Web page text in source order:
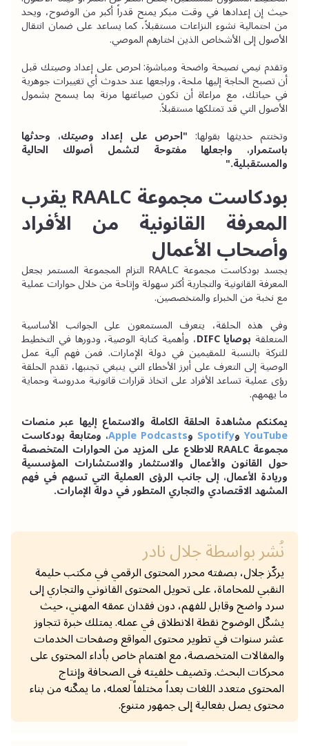
الأصول إلى الأشخاص الذين اختارهم الموصي.
الأصول التي قد تمتلكها مستقبلاً.
وتختتم حديثها بقولها:
والمستقبلية."
وأصحاب الأعمال
مع نخبة من الخبراء والمتخصصين.
المتعلقة بوصايا DIFC
ما يهمهم.
يمكنكم مشاهدة الحلقة الكاملة والاستماع إليها عبر منصات
YouTube وSpotify وApple Podcasts
المشهد الاقتصادي والتجاري المتطور في دولة الإمارات.
نُشر بواسطةجلال نادر
يركّز جلال، بصفته محرر المحتوى الرقمي في مكتب حليمة
النقبي للمحاماة، على تحويل المحتوى القانوني والتجاري إلى
سرد واضح وقابل للفهم، دون فقدان عمقه المهني، حيث
يشكّل الوضوح نقطة الانطلاق في عمله. يمتلك خبرة تتجاوز
عشر سنوات في تطوير محتوى المواقع وصفحات الخدمات
والمقالات المتخصصة، مع اهتمام خاص بأداء المحتوى على
محركات البحث. وتضيف خلفيته في الصحافة وإنتاج
المحتوى متعدد اللغات بعداً مختلفاً لعمله، ما يمكّنه من بناء
محتوى يصل بفعالية إلى جمهور متنوع.